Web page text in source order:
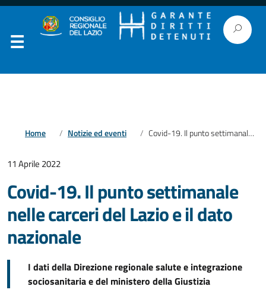
Home Notizie ed eventi Covid-19. Il punto settimanale nelle carceri del Lazio e il dato nazionale
11 Aprile 2022
Covid-19. Il punto settimanale
nelle carceri del Lazio e il dato
nazionale
I dati della Direzione regionale salute e integrazione
sociosanitaria e del ministero della Giustizia